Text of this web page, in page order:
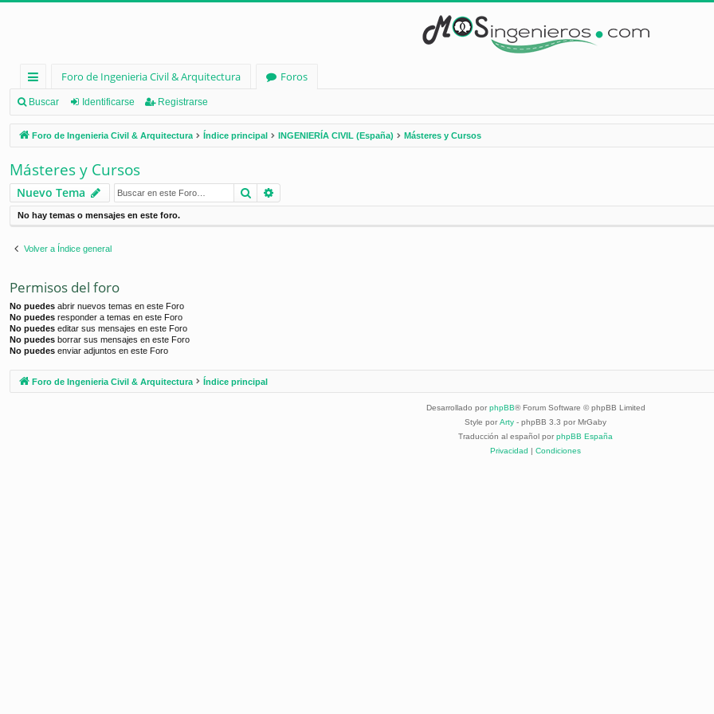
nl
ac
es
rá
pi
d
os
Foro de Ingenieria Civil & Arquitectura
Foros
Buscar Identificarse Registrarse
Foro de Ingenieria Civil & Arquitectura Índice principal INGENIERÍA CIVIL (España) Másteres y Cursos
Másteres y Cursos
Nuevo Tema Buscar
No hay temas o mensajes en este foro.
Volver a Índice general
Permisos del foro
No puedes abrir nuevos temas en este Foro
No puedes responder a temas en este Foro
No puedes editar sus mensajes en este Foro
No puedes borrar sus mensajes en este Foro
No puedes enviar adjuntos en este Foro
Foro de Ingenieria Civil & Arquitectura Índice principal
Desarrollado por phpBB® Forum Software © phpBB Limited
Style por Arty - phpBB 3.3 por MrGaby
Traducción al español por phpBB España
Privacidad | Condiciones